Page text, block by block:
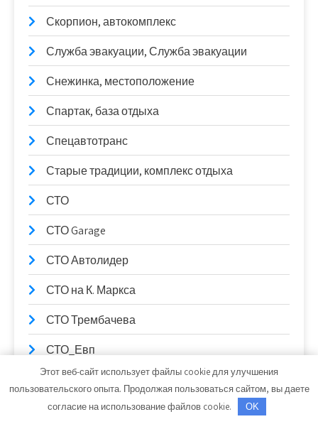
Скорпион, автокомплекс
Служба эвакуации, Служба эвакуации
Снежинка, местоположение
Спартак, база отдыха
Спецавтотранс
Старые традиции, комплекс отдыха
СТО
СТО Garage
СТО Автолидер
СТО на К. Маркса
СТО Трембачева
СТО_Евп
СТО, СТО
СТО99
Этот веб-сайт использует файлы cookie для улучшения
пользовательского опыта. Продолжая пользоваться сайтом, вы даете
согласие на использование файлов cookie.
OK